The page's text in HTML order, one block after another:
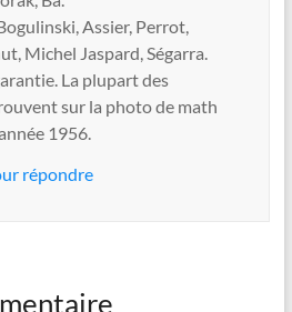
Assier, Perrot,
Michel Jaspard, Ségarra.
La plupart des
sur la photo de math
1956.
répondre